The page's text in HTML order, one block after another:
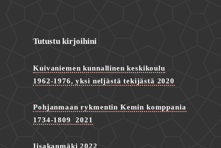
Tutustu kirjoihini
Kuivaniemen kunnallinen keskikoulu
1962-1976, yksi neljästä tekijästä 2020
Pohjanmaan rykmentin Kemin komppania
1734-1809 2021
Iisakanmäki 2022